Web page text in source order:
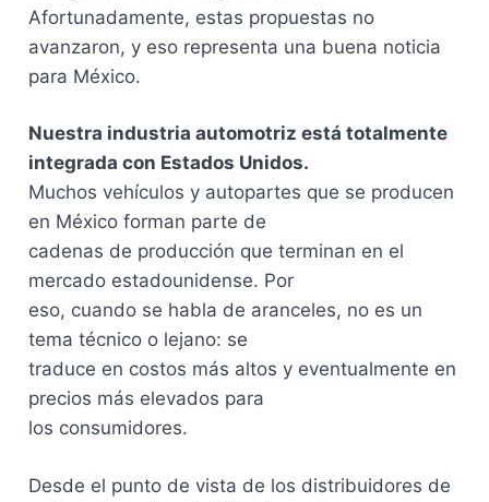
Afortunadamente, estas propuestas no
avanzaron, y eso representa una buena noticia
para México.
Nuestra industria automotriz está totalmente
integrada con Estados Unidos.
Muchos vehículos y autopartes que se producen
en México forman parte de
cadenas de producción que terminan en el
mercado estadounidense. Por
eso, cuando se habla de aranceles, no es un
tema técnico o lejano: se
traduce en costos más altos y eventualmente en
precios más elevados para
los consumidores.
Desde el punto de vista de los distribuidores de